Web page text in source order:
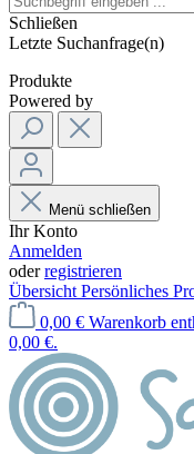
Schließen
Letzte Suchanfrage(n)
Produkte
Powered by
Menü schließen
Ihr Konto
Anmelden
oderregistrieren
Übersicht Persönliches
0,00 € Warenkorb
0,00 €.